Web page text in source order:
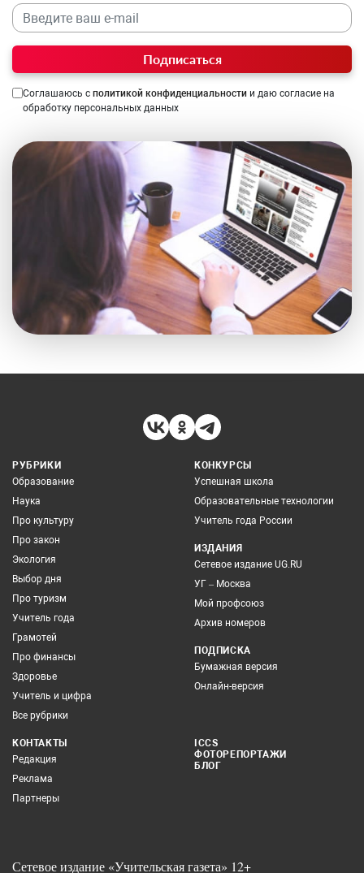
Подписаться
Соглашаюсь с политикой конфиденциальности и даю согласие на
обработку персональных данных
РУБРИКИ
Образование
Наука
Про культуру
Про закон
Экология
Выбор дня
Про туризм
Учитель года
Грамотей
Про финансы
Здоровье
Учитель и цифра
Все рубрики
КОНКУРСЫ
Успешная школа
Образовательные технологии
Учитель года России
ИЗДАНИЯ
Сетевое издание UG.RU
УГ – Москва
Мой профсоюз
Архив номеров
ПОДПИСКА
Бумажная версия
Онлайн-версия
КОНТАКТЫ
Редакция
Реклама
Партнеры
ICCS
ФОТОРЕПОРТАЖИ
БЛОГ
Сетевое издание «Учительская газета» 12+